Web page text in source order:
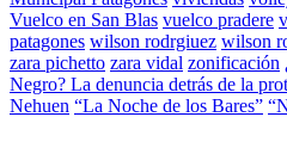
Vuelco en San Blas vuelco pradere
patagones wilson rodrgiuez wilson
zara pichetto zara vidal zonificación
Negro? La denuncia detrás de la
Nehuen “La Noche de los Bares”